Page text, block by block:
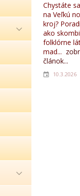
Chystáte
na Veľkú
kroj?
ako
folklórne
mad...
článok...
10.3.2026